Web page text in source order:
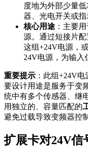
度地为外部少量
器、光电开关或指
核心用途 ：主要
源。通过短接片
这组+24V电源，
24V电源，为输入
重要提示 ：此组+24V
要设计用途是服务于变
统中有多个传感器、继
用独立的、容量匹配的
避免过载导致变频器控
扩展卡对24V信